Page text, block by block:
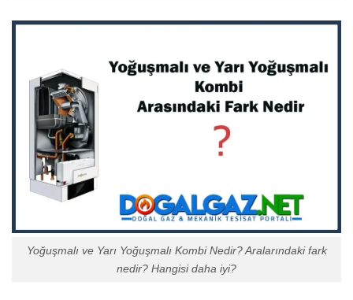
Yoğuşmalı ve Yarı Yoğuşmalı Kombi Nedir? Aralarındaki fark
nedir? Hangisi daha iyi?